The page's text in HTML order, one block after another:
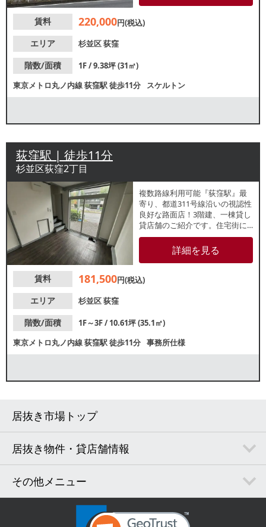
賃料 220,000円(税込)
エリア
杉並区荻窪
階数/面積
1F / 9.38坪 (31㎡)
東京メトロ丸ノ内線荻窪駅徒歩11分 スケルトン
荻窪駅 | 徒歩11分
杉並区荻窪2丁目
複数路線利用可能『荻窪駅』最
寄り、都道311号線沿いの視認性
良好な路面店！3階建、一棟貸し
貸店舗のご紹介です。住宅街に
立地しており学校も近いため、
ファミリー層の集客が見込めま
す。諸条件等、お気軽にお問合
詳細を見る
賃料 181,500円(税込)
エリア
杉並区荻窪
階数/面積
1F～3F / 10.61坪 (35.1㎡)
東京メトロ丸ノ内線荻窪駅徒歩11分 事務所仕様
居抜き市場トップ
居抜き物件・貸店舗情報
その他メニュー